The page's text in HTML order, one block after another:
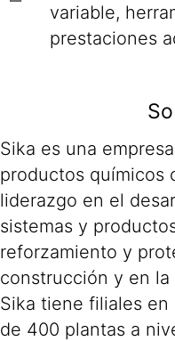
variable,
prestaciones
Sika es una
productos químicos
liderazgo en el
sistemas y
reforzamiento y
construcción y en
Sika tiene filiales en
de 400 plantas a